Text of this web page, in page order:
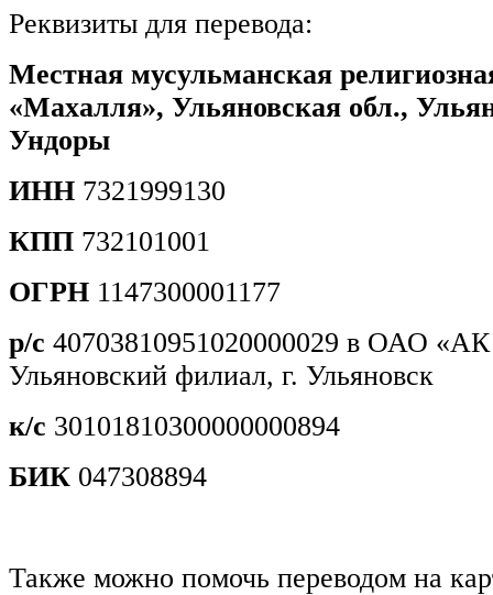
Реквизиты для перевода:
Местная мусульманская
«Махалля», Ульяновская обл.,
Ундоры
ИНН 7321999130
КПП 732101001
ОГРН 1147300001177
р/с 40703810951020000029 в ОАО
Ульяновский филиал, г. Ульяновск
к/с 30101810300000000894
БИК 047308894
Также можно помочь переводом на